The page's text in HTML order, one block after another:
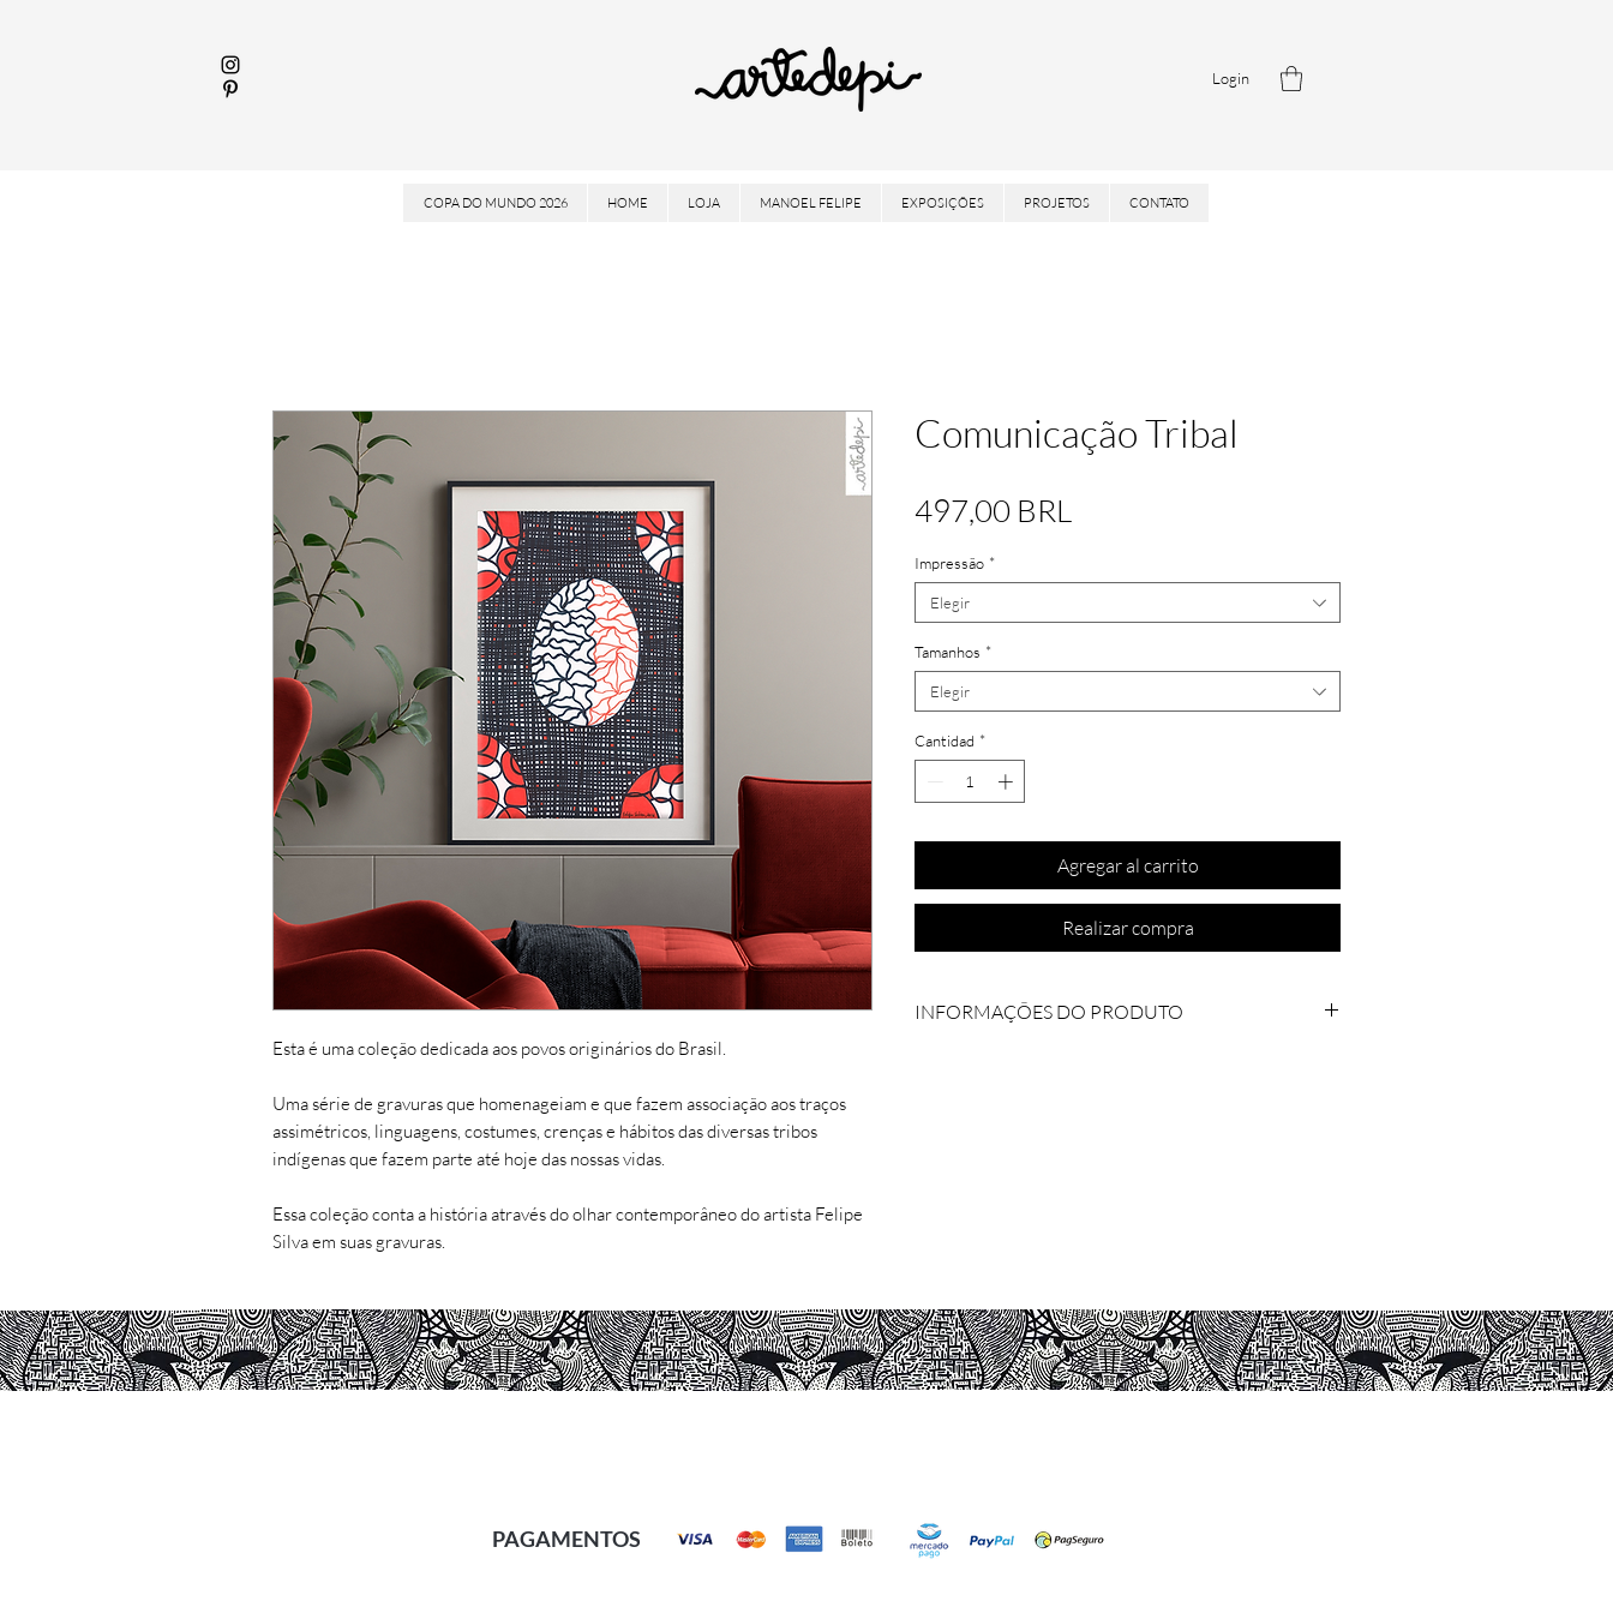
Login
COPA DO MUNDO 2026 HOME LOJA MANOEL FELIPE EXPOSIÇÕES PROJETOS CONTATO
Esta é uma coleção dedicada aos povos originários do Brasil.
Uma série de gravuras que homenageiam e que fazem associação aos traços
assimétricos, linguagens, costumes, crenças e hábitos das diversas tribos
indígenas que fazem parte até hoje das nossas vidas.
Essa coleção conta a história através do olhar contemporâneo do artista Felipe
Silva em suas gravuras.
Comunicação Tribal
497,00 BRL
Impressão *
Elegir
Tamanhos *
Elegir
Cantidad *
Agregar al carrito
Realizar compra
INFORMAÇÕES DO PRODUTO
- Não há comercialização de molduras.
- Enviada no tubo e dentro de caixa, para manter
sua integridade.
flashs fotográficos.
- Não deixar em ambientes úmidos.
PAGAMENTOS